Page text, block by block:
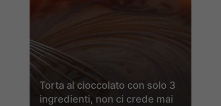
Torta al cioccolato con solo 3
ingredienti, non ci crede mai